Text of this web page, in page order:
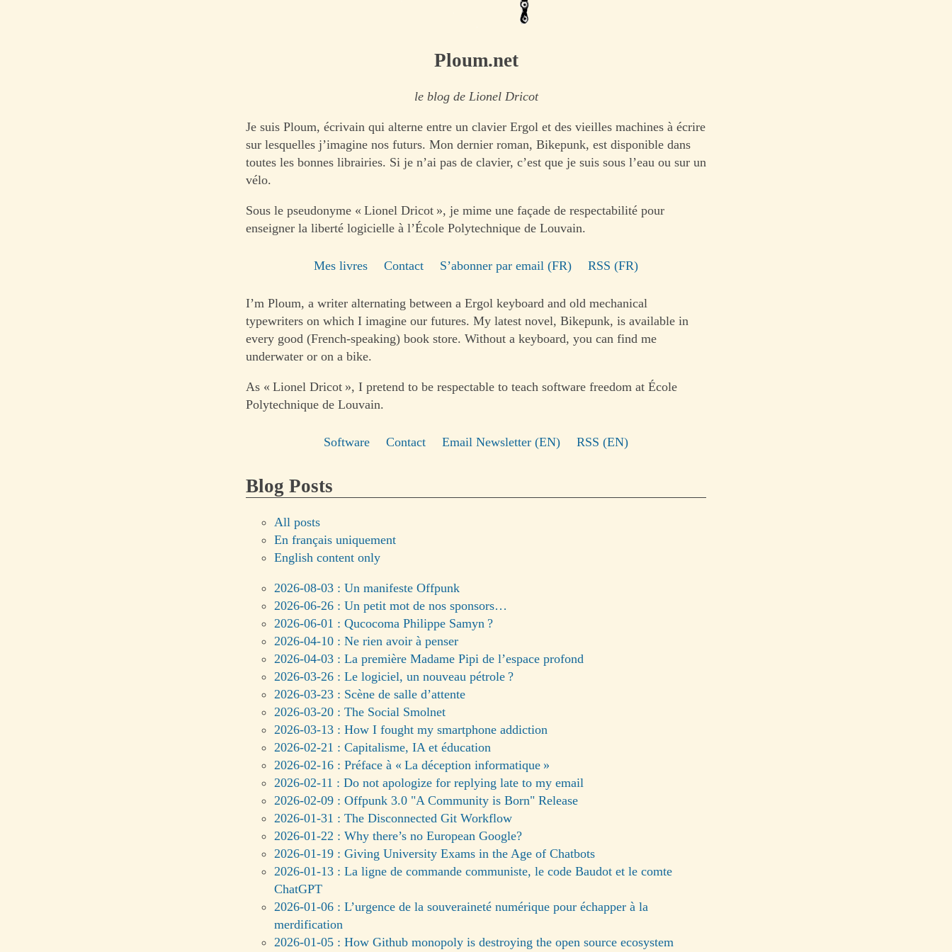
Ploum.net
le blog de Lionel Dricot
Je suis Ploum, écrivain qui alterne entre un clavier Ergol et des vieilles machines à écrire
sur lesquelles j’imagine nos futurs. Mon dernier roman, Bikepunk, est disponible dans
toutes les bonnes librairies. Si je n’ai pas de clavier, c’est que je suis sous l’eau ou sur un
vélo.
Sous le pseudonyme « Lionel Dricot », je mime une façade de respectabilité pour
enseigner la liberté logicielle à l’École Polytechnique de Louvain.
Mes livres Contact S’abonner par email (FR) RSS (FR)
I’m Ploum, a writer alternating between a Ergol keyboard and old mechanical
typewriters on which I imagine our futures. My latest novel, Bikepunk, is available in
every good (French-speaking) book store. Without a keyboard, you can find me
underwater or on a bike.
As « Lionel Dricot », I pretend to be respectable to teach software freedom at École
Polytechnique de Louvain.
Software Contact Email Newsletter (EN) RSS (EN)
Blog Posts
All posts
En français uniquement
English content only
2026-08-03 : Un manifeste Offpunk
2026-06-26 : Un petit mot de nos sponsors…
2026-06-01 : Qucocoma Philippe Samyn ?
2026-04-10 : Ne rien avoir à penser
2026-04-03 : La première Madame Pipi de l’espace profond
2026-03-26 : Le logiciel, un nouveau pétrole ?
2026-03-23 : Scène de salle d’attente
2026-03-20 : The Social Smolnet
2026-03-13 : How I fought my smartphone addiction
2026-02-21 : Capitalisme, IA et éducation
2026-02-16 : Préface à « La déception informatique »
2026-02-11 : Do not apologize for replying late to my email
2026-02-09 : Offpunk 3.0 "A Community is Born" Release
2026-01-31 : The Disconnected Git Workflow
2026-01-22 : Why there’s no European Google?
2026-01-19 : Giving University Exams in the Age of Chatbots
2026-01-13 : La ligne de commande communiste, le code Baudot et le comte
ChatGPT
2026-01-06 : L’urgence de la souveraineté numérique pour échapper à la
merdification
2026-01-05 : How Github monopoly is destroying the open source ecosystem